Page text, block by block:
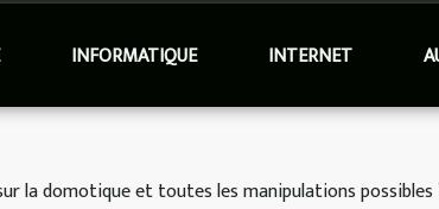
INFORMATIQUE INTERNET
la domotique et toutes les manipulations possibles